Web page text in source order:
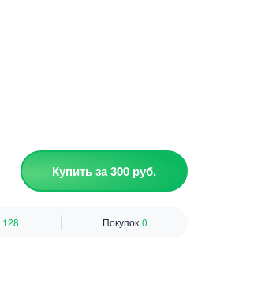
Купить за 300 руб.
128 Покупок 0